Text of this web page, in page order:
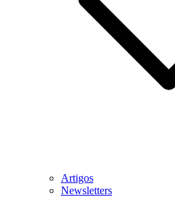
Artigos
Newsletters